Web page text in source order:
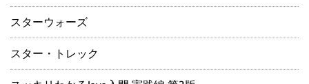
スターウォーズ
スター・トレック